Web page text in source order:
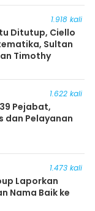
1.918 kali
Ditutup, Ciello
Sultan
Timothy
1.622 kali
Pejabat,
dan Pelayanan
1.473 kali
Laporkan
Nama Baik ke